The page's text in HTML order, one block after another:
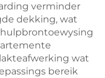
verminder
dekking, wat
wat
bereik